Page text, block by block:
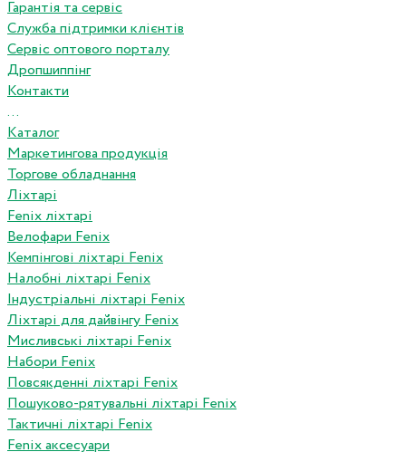
Гарантія та сервіс
Служба підтримки клієнтів
Сервіс оптового порталу
Дропшиппінг
Контакти
...
Каталог
Маркетингова продукція
Торгове обладнання
Ліхтарі
Fenix ліхтарі
Велофари Fenix
Кемпінгові ліхтарі Fenix
Налобні ліхтарі Fenix
Індустріальні ліхтарі Fenix
Ліхтарі для дайвінгу Fenix
Мисливські ліхтарі Fenix
Набори Fenix
Повсякденні ліхтарі Fenix
Пошуково-рятувальні ліхтарі Fenix
Тактичні ліхтарі Fenix
Fenix аксесуари